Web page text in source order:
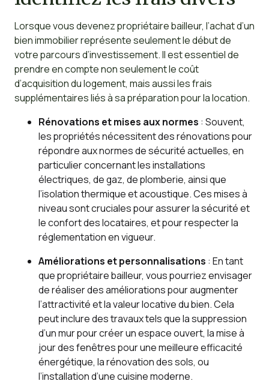
Lorsque vous devenez propriétaire bailleur, l’achat d’un
bien immobilier représente seulement le début de
votre parcours d’investissement. Il est essentiel de
prendre en compte non seulement le coût
d’acquisition du logement, mais aussi les frais
supplémentaires liés à sa préparation pour la location.
Rénovations et mises aux normes : Souvent,
les propriétés nécessitent des rénovations pour
répondre aux normes de sécurité actuelles, en
particulier concernant les installations
électriques, de gaz, de plomberie, ainsi que
l’isolation thermique et acoustique. Ces mises à
niveau sont cruciales pour assurer la sécurité et
le confort des locataires, et pour respecter la
réglementation en vigueur.
Améliorations et personnalisations : En tant
que propriétaire bailleur, vous pourriez envisager
de réaliser des améliorations pour augmenter
l’attractivité et la valeur locative du bien. Cela
peut inclure des travaux tels que la suppression
d’un mur pour créer un espace ouvert, la mise à
jour des fenêtres pour une meilleure efficacité
énergétique, la rénovation des sols, ou
l’installation d’une cuisine moderne.